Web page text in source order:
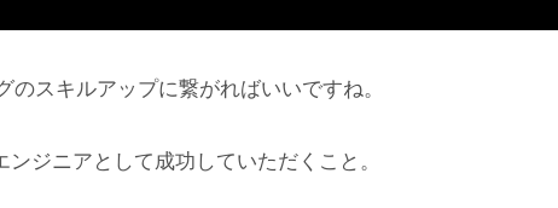
スキルアップに繋がればいいですね。
ジニアとして成功していただくこと。